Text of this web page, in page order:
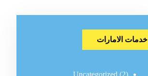
خدمات الامارات
Uncategorized (2)